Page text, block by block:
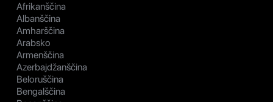
Afrikanščina
Albanščina
Amharščina
Arabsko
Armenščina
Azerbajdžanščina
Beloruščina
Bengalščina